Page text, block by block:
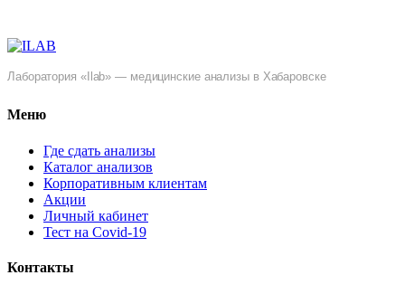
Лаборатория «Ilab» — медицинские анализы в Хабаровске
Меню
Где сдать анализы
Каталог анализов
Корпоративным клиентам
Акции
Личный кабинет
Тест на Covid-19
Контакты